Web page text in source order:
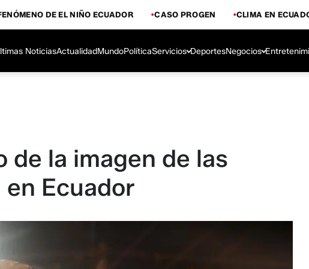
DE EL NIÑO ECUADOR CASO PROGEN CLIMA EN
NoticiasActualidadMundoPolíticaServicios DeportesNegocios
de la imagen de las
Ecuador